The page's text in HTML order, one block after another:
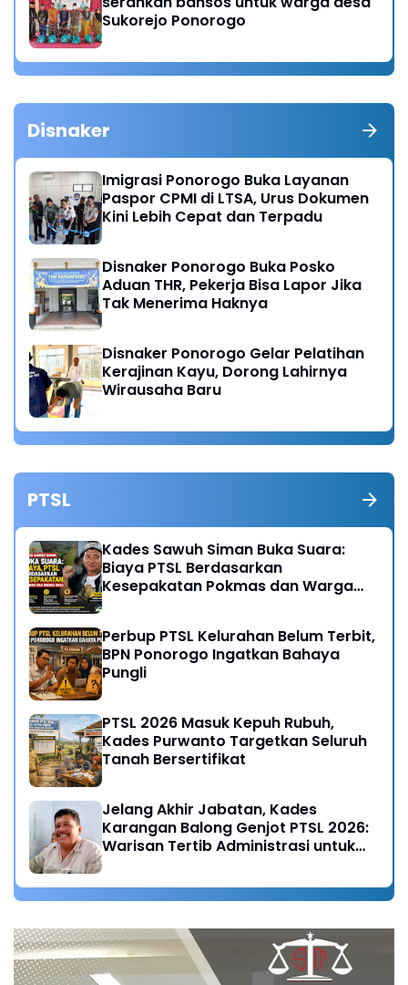
Sukorejo Ponorogo
Disnaker
Imigrasi Ponorogo Buka Layanan
Paspor CPMI di LTSA, Urus Dokumen
Kini Lebih Cepat dan Terpadu
Disnaker Ponorogo Buka Posko
Aduan THR, Pekerja Bisa Lapor Jika
Tak Menerima Haknya
Disnaker Ponorogo Gelar Pelatihan
Kerajinan Kayu, Dorong Lahirnya
Wirausaha Baru
PTSL
Kades Sawuh Siman Buka Suara:
Biaya PTSL Berdasarkan
Kesepakatan Pokmas dan Warga
Perbup PTSL Kelurahan Belum Terbit,
BPN Ponorogo Ingatkan Bahaya
Pungli
PTSL 2026 Masuk Kepuh Rubuh,
Kades Purwanto Targetkan Seluruh
Tanah Bersertifikat
Jelang Akhir Jabatan, Kades
Karangan Balong Genjot PTSL 2026:
Warisan Tertib Administrasi untuk